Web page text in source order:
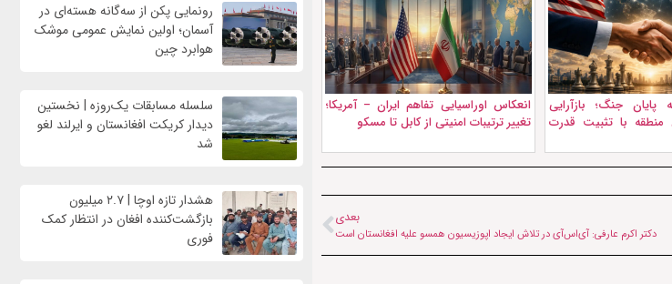
پایان جنگ؛ بازآرایی
منطقه با تثبیت قدرت
انعکاس اوراسیایی تفاهم ایران – آمریکا؛
تغییر ترتیبات امنیتی از کابل تا مسکو
بعدی
دکتر اکرم عارفی: آی‌اس‌آی در تلاش ایجاد اپوزیسیون همسو علیه افغانستان است
رونمایی پکن از سه‌گانه هسته‌ای در
آسمان؛ اولین نمایش عمومی موشک
هوابرد چین
سلسله مسابقات یک‌روزه | نخستین
دیدار کریکت افغانستان و ایرلند لغو
شد
هشدار تازه اوچا | ۲.۷ میلیون
بازگشت‌کننده افغان در انتظار کمک
فوری